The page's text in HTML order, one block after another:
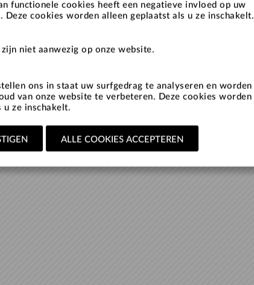
functionele cookies heeft een negatieve invloed op uw
Deze cookies worden alleen geplaatst als u ze inschakelt.
niet aanwezig op onze website.
ons in staat uw surfgedrag te analyseren en worden
van onze website te verbeteren. Deze cookies worden
u ze inschakelt.